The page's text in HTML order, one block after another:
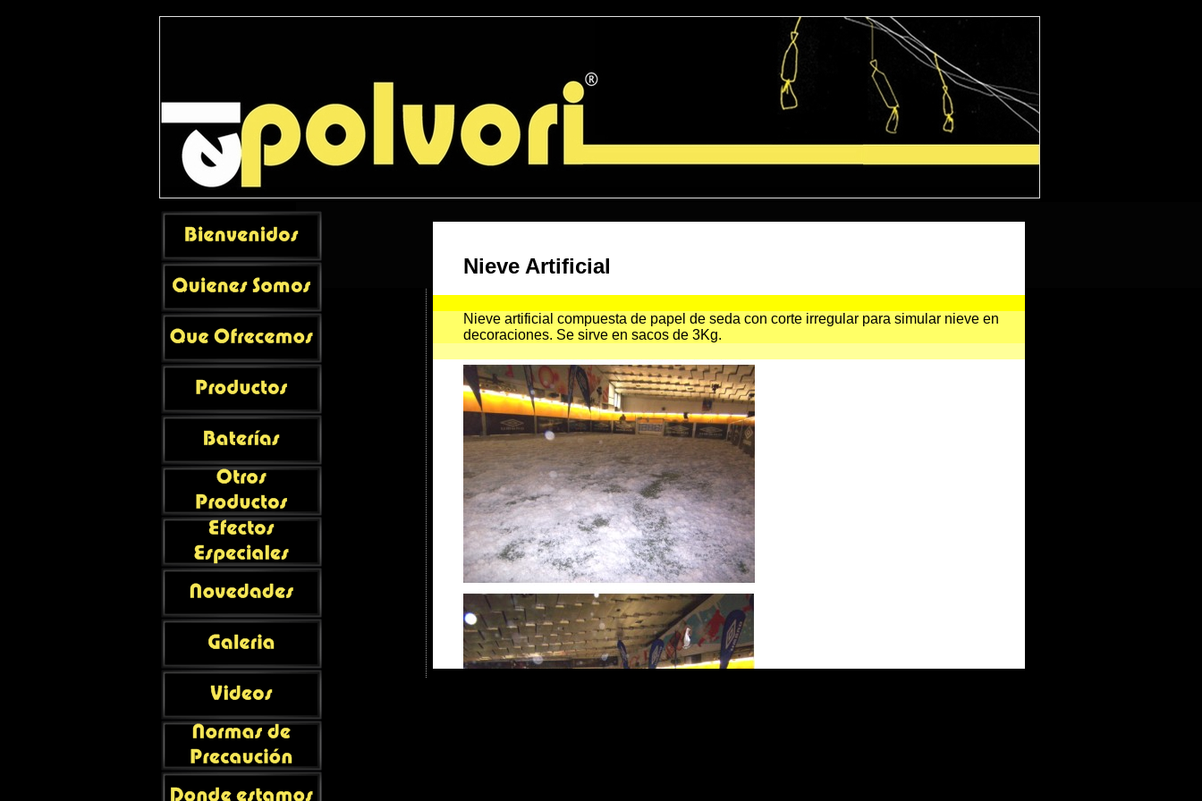
Nieve Artificial
Nieve artificial compuesta de papel de seda con corte irregular para simular nieve en
decoraciones. Se sirve en sacos de 3Kg.